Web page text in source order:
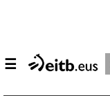
☰